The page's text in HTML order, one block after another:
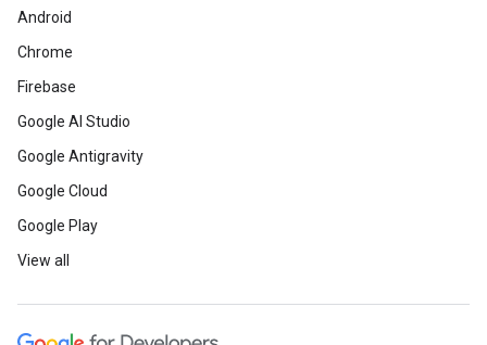
Android
Chrome
Firebase
Google AI Studio
Google Antigravity
Google Cloud
Google Play
View all